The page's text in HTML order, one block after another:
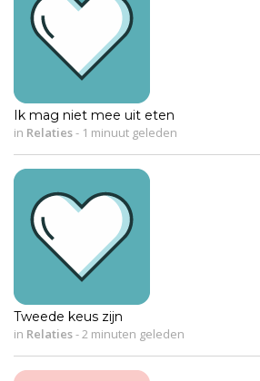
Ik mag niet mee uit eten
in Relaties- 1 minuut geleden
Tweede keus zijn
in Relaties- 2 minuten geleden